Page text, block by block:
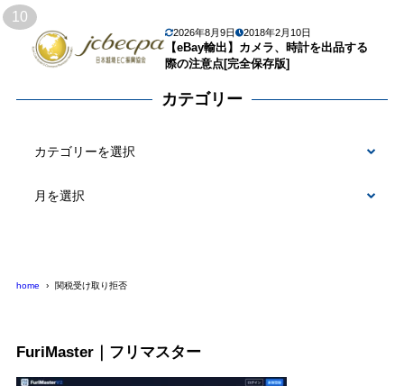
10
2026年8月9日 2018年2月10日
【eBay輸出】カメラ、時計を出品する
際の注意点[完全保存版]
カテゴリー
home 関税受け取り拒否
FuriMaster｜フリマスター